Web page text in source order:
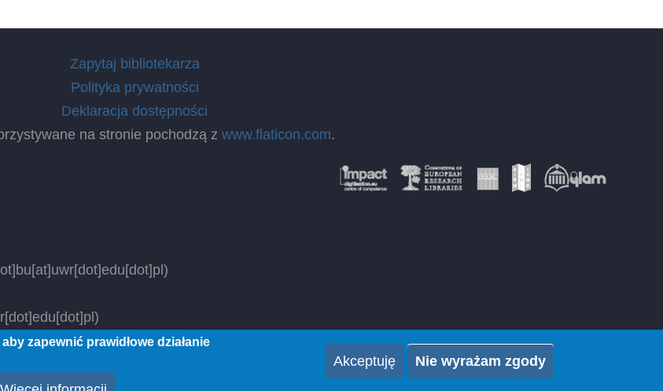
Zapytaj bibliotekarza
Polityka prywatności
Deklaracja dostępności
na stronie pochodzą z www.flaticon.com.
zapewnić prawidłowe działanie
Akceptuję Nie wyrażam zgody